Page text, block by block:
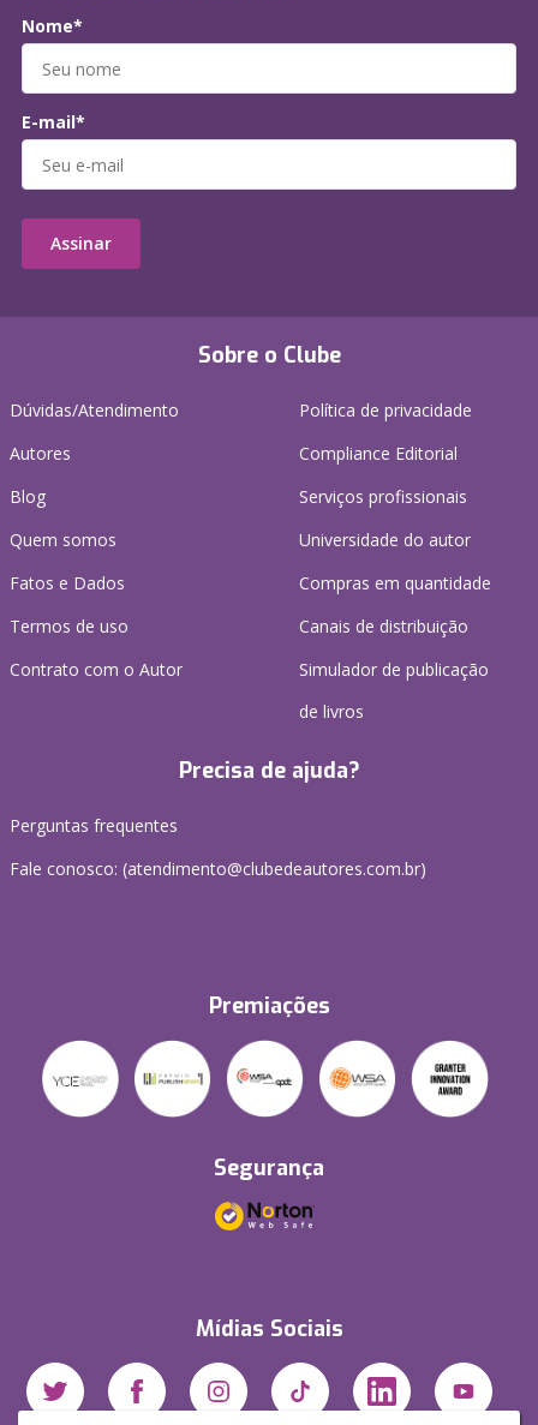
Sobre o Clube
Dúvidas/Atendimento
Autores
Blog
Quem somos
Fatos e Dados
Termos de uso
Contrato com o Autor
Política de privacidade
Compliance Editorial
Serviços profissionais
Universidade do autor
Compras em quantidade
Canais de distribuição
Simulador de publicação
de livros
Precisa de ajuda?
Perguntas frequentes
Fale conosco: (atendimento@clubedeautores.com.br)
Premiações
Segurança
Mídias Sociais
Nome*
E-mail*
Assinar